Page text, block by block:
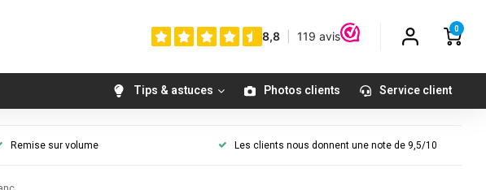
0
Tips & astuces Photos clients Service client
Remise sur volume Les clients nous donnent une note de 9,5/10